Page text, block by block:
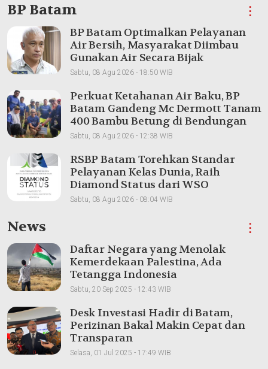
BP Batam ⋮
BP Batam Optimalkan Pelayanan
Air Bersih, Masyarakat Diimbau
Gunakan Air Secara Bijak
Sabtu, 08 Agu 2026 - 18:50 WIB
Perkuat Ketahanan Air Baku, BP
Batam Gandeng Mc Dermott Tanam
400 Bambu Betung di Bendungan
Sei Nongsa
Sabtu, 08 Agu 2026 - 12:38 WIB
RSBP Batam Torehkan Standar
Pelayanan Kelas Dunia, Raih
Diamond Status dari WSO
Sabtu, 08 Agu 2026 - 08:04 WIB
News ⋮
Daftar Negara yang Menolak
Kemerdekaan Palestina, Ada
Tetangga Indonesia
Sabtu, 20 Sep 2025 - 12:43 WIB
Desk Investasi Hadir di Batam,
Perizinan Bakal Makin Cepat dan
Transparan
Selasa, 01 Jul 2025 - 17:49 WIB